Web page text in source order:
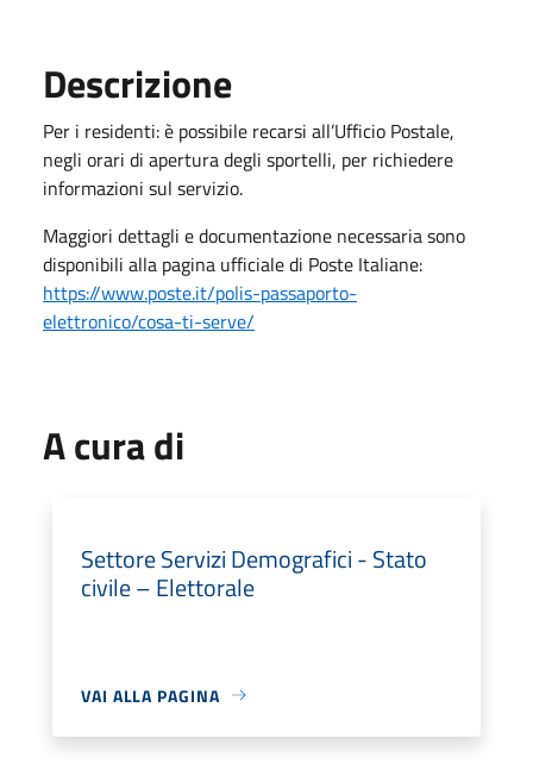
Descrizione
Per i residenti: è possibile recarsi all’Ufficio Postale,
negli orari di apertura degli sportelli, per richiedere
informazioni sul servizio.
Maggiori dettagli e documentazione necessaria sono
disponibili alla pagina ufficiale di Poste Italiane:
https://www.poste.it/polis-passaporto-
elettronico/cosa-ti-serve/
A cura di
Settore Servizi Demografici - Stato
civile – Elettorale
VAI ALLA PAGINA